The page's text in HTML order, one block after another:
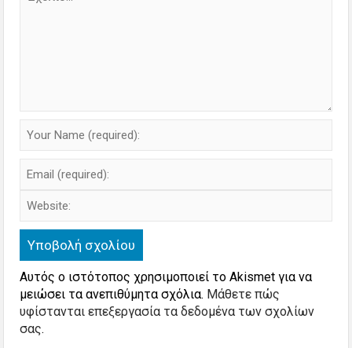
Αυτός ο ιστότοπος χρησιμοποιεί το Akismet για να
μειώσει τα ανεπιθύμητα σχόλια. Μάθετε πώς
υφίστανται επεξεργασία τα δεδομένα των σχολίων
σας.